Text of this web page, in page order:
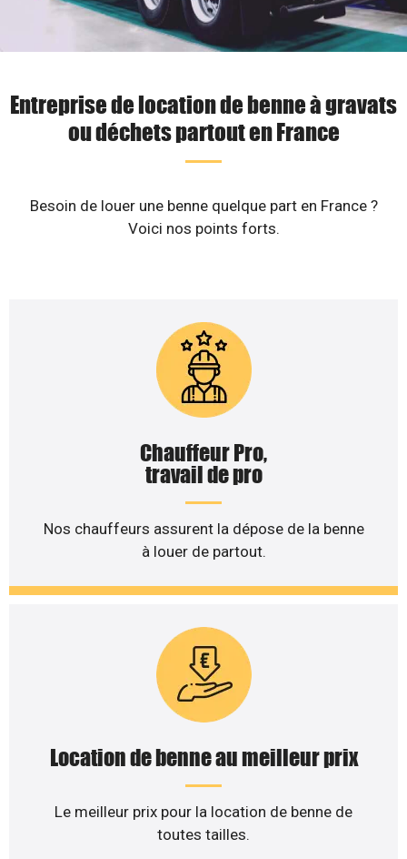
Entreprise de location de benne à gravats
ou déchets partout en France
Besoin de louer une benne quelque part en France ?
Voici nos points forts.
Chauffeur Pro,
travail de pro
Nos chauffeurs assurent la dépose de la benne
à louer de partout.
Location de benne au meilleur prix
Le meilleur prix pour la location de benne de
toutes tailles.